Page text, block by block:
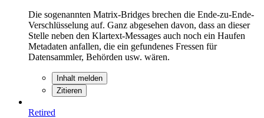
Die sogenannten Matrix-Bridges brechen die Ende-zu-Ende-
Verschlüsselung auf. Ganz abgesehen davon, dass an dieser
Stelle neben den Klartext-Messages auch noch ein Haufen
Metadaten anfallen, die ein gefundenes Fressen für
Datensammler, Behörden usw. wären.
Inhalt melden
Zitieren
Retired